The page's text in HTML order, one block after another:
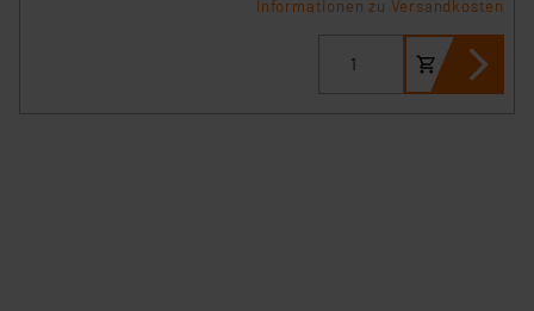
Informationen zu Versandkosten